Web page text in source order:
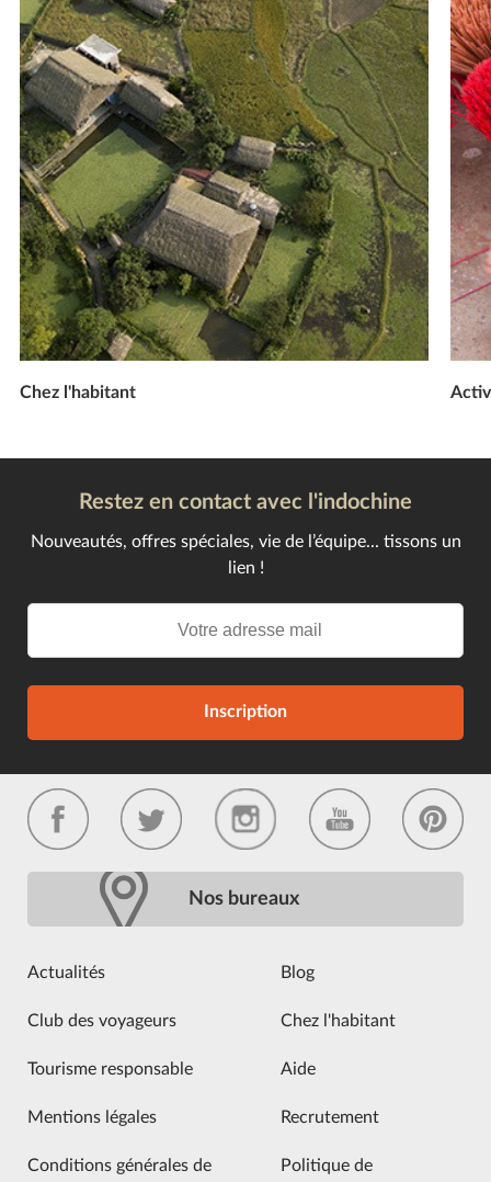
Chez l'habitant
Restez en contact avec l'indochine
Nouveautés, offres spéciales, vie de l’équipe... tissons un
lien !
Inscription
Nos bureaux
Actualités Blog
Club des voyageurs Chez l'habitant
Tourisme responsable Aide
Mentions légales Recrutement
Conditions générales de Politique de